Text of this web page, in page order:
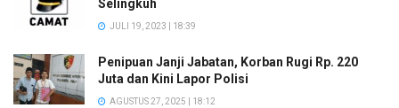
Selingkuh
JULI 19, 2023 | 18:39
Penipuan Janji Jabatan, Korban Rugi Rp. 220
Juta dan Kini Lapor Polisi
AGUSTUS 27, 2025 | 18:12